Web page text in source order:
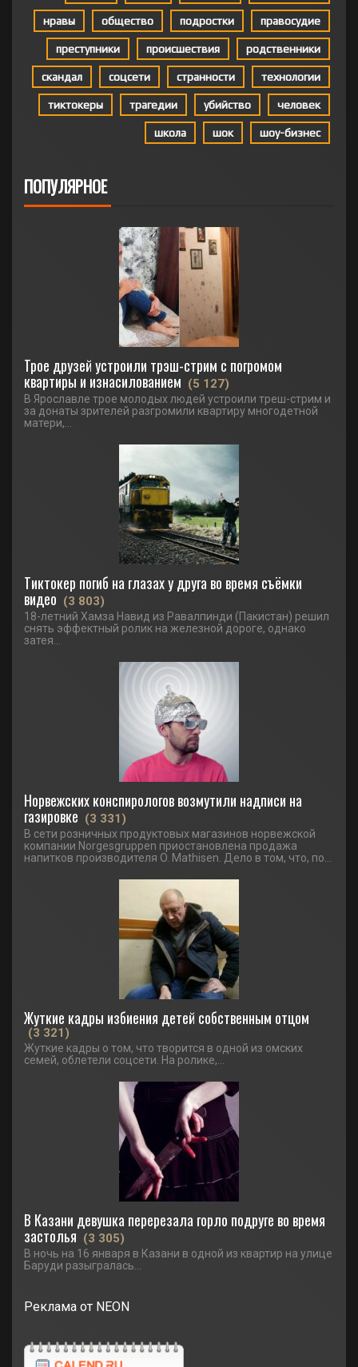
нравы общество подростки правосудие
преступники происшествия родственники
скандал соцсети странности технологии
тиктокеры трагедии убийство человек
школа шок шоу-бизнес
ПОПУЛЯРНОЕ
Трое друзей устроили трэш-стрим с погромом
квартиры и изнасилованием (5 127)
В Ярославле трое молодых людей устроили треш-стрим и
за донаты зрителей разгромили квартиру многодетной
матери,...
Тиктокер погиб на глазах у друга во время съёмки
видео (3 803)
18-летний Хамза Навид из Равалпинди (Пакистан) решил
снять эффектный ролик на железной дороге, однако
затея...
Норвежских конспирологов возмутили надписи на
газировке (3 331)
В сети розничных продуктовых магазинов норвежской
компании Norgesgruppen приостановлена продажа
напитков производителя O. Mathisen. Дело в том, что, по...
Жуткие кадры избиения детей собственным отцом
(3 321)
Жуткие кадры о том, что творится в одной из омских
семей, облетели соцсети. На ролике,...
В Казани девушка перерезала горло подруге во время
застолья (3 305)
В ночь на 16 января в Казани в одной из квартир на улице
Баруди разыгралась...
Реклама от NEON